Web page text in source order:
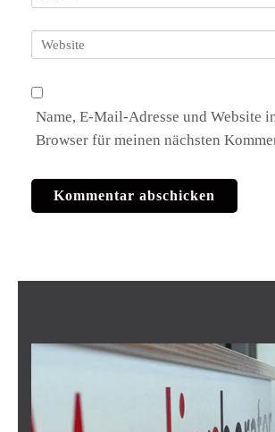
Website
Name, E-Mail-Adresse und Website
Browser für meinen nächsten